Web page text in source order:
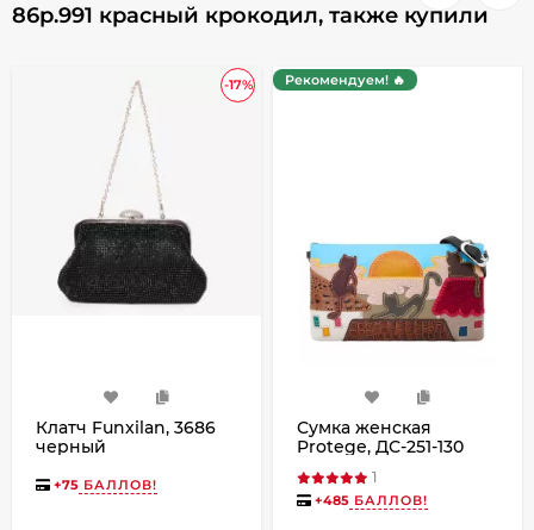
86р.991 красный крокодил, также купили
-17%
Клатч Funxilan, 3686
черный
+75 БАЛЛОВ!
Рекомендуем! 🔥
Сумка женская
Protege, ДС-251-130
1
+485 БАЛЛОВ!